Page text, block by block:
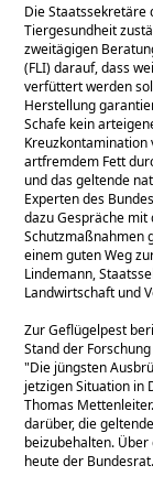
Die Staatssekretäre
Tiergesundheit
zweitägigen
(FLI) darauf, dass
verfüttert werden
Herstellung
Schafe kein
artfremdem Fett
und das geltende
Experten des
dazu Gespräche
Schutzmaßnahmen
einem guten Weg
Lindemann,
Landwirtschaft und
Zur Geflügelpest
Stand der
Die jüngsten
jetzigen Situation in
Thomas
darüber, die
beizubehalten.
heute der Bundesrat.